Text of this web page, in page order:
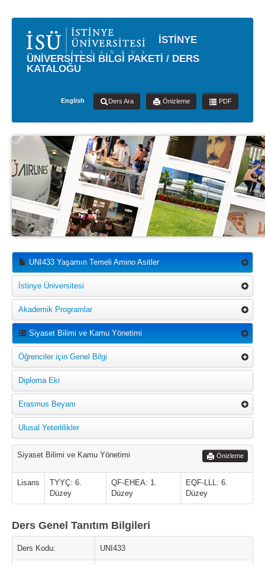
İSTİNYE
ÜNİVERSİTESİ BİLGİ PAKETİ / DERS
KATALOĞU
English Ders Ara Önizleme PDF
UNI433 Yaşamın Temeli Amino Asitler
İstinye Üniversitesi
Akademik Programlar
Siyaset Bilimi ve Kamu Yönetimi
Öğrenciler için Genel Bilgi
Diploma Eki
Erasmus Beyanı
Ulusal Yeterlilikler
Siyaset Bilimi ve Kamu Yönetimi Önizleme
Lisans
TYYÇ: 6.
Düzey
QF-EHEA: 1.
Düzey
EQF-LLL: 6.
Düzey
Ders Genel Tanıtım Bilgileri
Ders Kodu: UNI433